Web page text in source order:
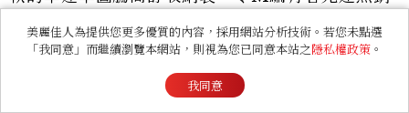
一空的預感！
美麗佳人為提供您更多優質的內容，採用網站分析技術。若您未點選
「我同意」而繼續瀏覽本網站，則視為您已同意本站之隱私權政策 。
我同意